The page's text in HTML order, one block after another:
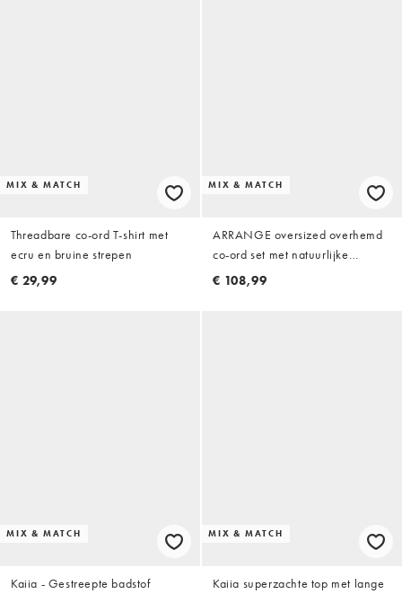
MIX & MATCH
Threadbare co-ord T-shirt met
ecru en bruine strepen
€ 29,99
MIX & MATCH
ARRANGE oversized overhemd
co-ord set met natuurlijke
strepen
€ 108,99
MIX & MATCH
Kaiia - Gestreepte badstof
MIX & MATCH
Kaiia superzachte top met lange